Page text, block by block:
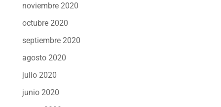
noviembre 2020
octubre 2020
septiembre 2020
agosto 2020
julio 2020
junio 2020